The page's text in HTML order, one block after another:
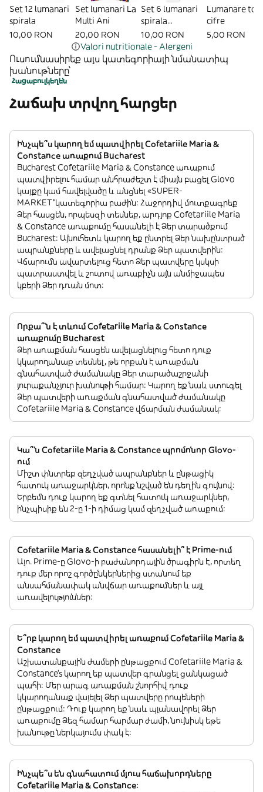
Set 12 lumanari
spirala
10,00 RON
Set lumanari La
Multi Ani
20,00 RON
Set 6 lumanari
spirala
multicolor
10,00 RON
Lumanare tort
cifre
5,00 RON
Valori nutritionale - Alergeni
Ուսումնասիրեք այս կատեգորիայի նմանատիպ
խանութները՝
Հացաբուլկեղեն
Հաճախ տրվող հարցեր
Ինչպե՞ս կարող եմ պատվիրել Cofetariile Maria &
Constance առաքում Bucharest
Bucharest Cofetariile Maria & Constance առաքում
պատվիրելու համար անհրաժեշտ է միայն բացել Glovo
կայքը կամ հավելվածը և անցնել «SUPER-
MARKET”կատեգորիա բաժին: Հաջորդիվ մուտքագրեք
Ձեր հասցեն, որպեսզի տեսնեք, արդյոք Cofetariile Maria
& Constance առաքումը հասանելի է Ձեր տարածքում
Bucharest: Այնուհետև կարող եք ընտրել Ձեր նախընտրած
ապրանքները և ավելացնել դրանք Ձեր պատվերին:
Վճարումն ավարտելուց հետո Ձեր պատվերը կսկսի
պատրաստվել և շուտով առաքիչն այն անմիջապես
կբերի Ձեր դռան մոտ:
Որքա՞ն է տևում Cofetariile Maria & Constance
առաքումը Bucharest
Ձեր առաքման հասցեն ավելացնելուց հետո դուք
կկարողանաք տեսնել, թե որքան է առաքման
գնահատված ժամանակը Ձեր տարածաշրջանի
յուրաքանչյուր խանութի համար: Կարող եք նաև ստուգել
Ձեր պատվերի առաքման գնահատված ժամանակը
Cofetariile Maria & Constance վճարման ժամանակ:
Կա՞ն Cofetariile Maria & Constance պրոմոնոր Glovo-
ում
Միշտ փնտրեք զեղչված ապրանքներ և ընթացիկ
հատուկ առաջարկներ, որոնք նշված են դեղին գույնով:
Երբեմն դուք կարող եք գտնել հատուկ առաջարկներ,
ինչպիսիք են 2-ը 1-ի դիմաց կամ զեղչված առաքում:
Cofetariile Maria & Constance հասանելի՞ է Prime-ում
Այո. Prime-ը Glovo-ի բաժանորդային ծրագիրն է, որտեղ
դուք մեր որոշ գործընկերներից ստանում եք
անսահմանափակ անվճար առաքումներ և այլ
առավելություններ:
Ե՞րբ կարող եմ պատվիրել առաքում Cofetariile Maria &
Constance
Աշխատանքային ժամերի ընթացքում Cofetariile Maria &
Constance’s կարող եք պատվեր գրանցել ցանկացած
պահի: Մեր արագ առաքման շնորհիվ դուք
կկարողանաք վայելել Ձեր պատվերը րոպեների
ընթացքում: Դուք կարող եք նաև պլանավորել Ձեր
առաքումը Ձեզ համար հարմար ժամի, նույնիսկ եթե
խանութը ներկայումս փակ է:
Ինչպե՞ս են գնահատում մյուս հաճախորդները
Cofetariile Maria & Constance: